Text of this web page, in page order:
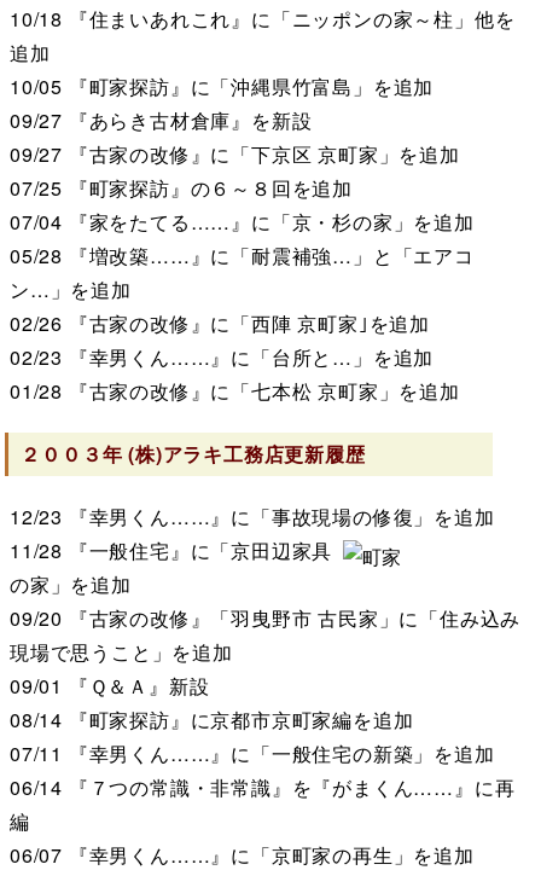
10/18 『住まいあれこれ』に「ニッポンの家～柱」他を
追加
10/05 『町家探訪』に「沖縄県竹富島」を追加
09/27 『あらき古材倉庫』を新設
09/27 『古家の改修』に「下京区 京町家」を追加
07/25 『町家探訪』の６～８回を追加
07/04 『家をたてる……』に「京・杉の家」を追加
05/28 『増改築……』に「耐震補強…」と「エアコ
ン…」を追加
02/26 『古家の改修』に「西陣 京町家｣を追加
02/23 『幸男くん……』に「台所と…」を追加
01/28 『古家の改修』に「七本松 京町家」を追加
２００３年(株)アラキ工務店更新履歴
12/23 『幸男くん……』に「事故現場の修復」を追加
11/28 『一般住宅』に「京田辺家具
の家」を追加
09/20 『古家の改修』「羽曳野市 古民家」に「住み込み
現場で思うこと」を追加
09/01
『Ｑ＆Ａ』新設
08/14 『町家探訪』に京都市京町家編を追加
07/11
『幸男くん……』に「一般住宅の新築」を追加
06/14 『７つの常識・非常識』を『がまくん……』に再
編
06/07 『幸男くん……』に「京町家の再生」を追加